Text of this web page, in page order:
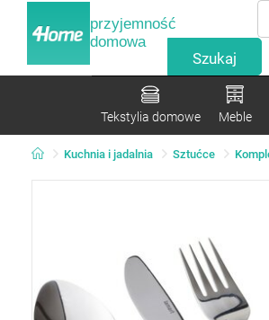
przyjemność
domowa
Tekstylia domowe Meble
Kuchnia i jadalnia Sztućce